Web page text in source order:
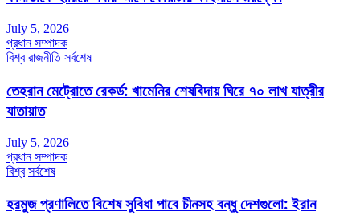
July 5, 2026
প্রধান সম্পাদক
বিশ্ব রাজনীতি সর্বশেষ
তেহরান মেট্রোতে রেকর্ড: খামেনির শেষবিদায় ঘিরে ৭০ লাখ যাত্রীর
যাতায়াত
July 5, 2026
প্রধান সম্পাদক
বিশ্ব সর্বশেষ
হরমুজ প্রণালিতে বিশেষ সুবিধা পাবে চীনসহ বন্ধু দেশগুলো: ইরান